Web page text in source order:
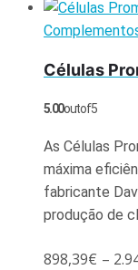
Células
5.00out of 5
As Células
máxima
fabricante
produção de
898,39€ –